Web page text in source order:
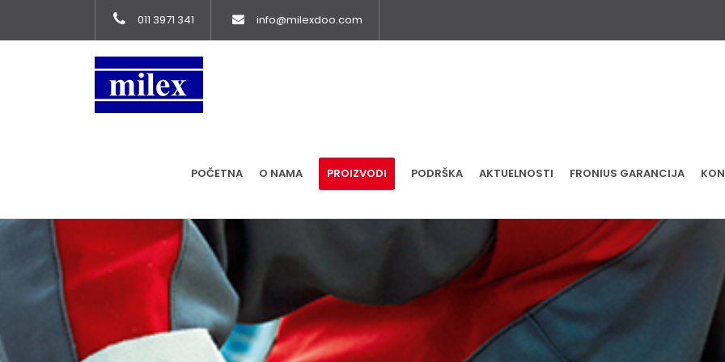
011 3971 341 info@milexdoo.com
POČETNA O NAMA PROIZVODI PODRŠKA AKTUELNOSTI FRONIUS GARANCIJA